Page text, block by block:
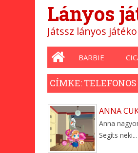
Lányos
Játssz lányos
Main
BARBIE
CÍMKE:
ANNA
Anna
Segíts neki...